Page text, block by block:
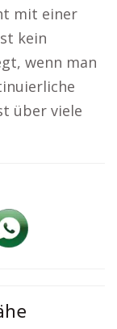
mit einer
kein
wenn man
über viele